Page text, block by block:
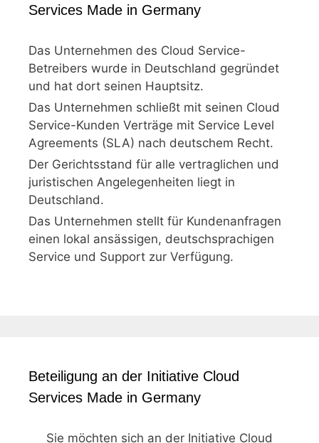
Services Made in Germany
Das Unternehmen des Cloud Service-
Betreibers wurde in Deutschland gegründet
und hat dort seinen Hauptsitz.
Das Unternehmen schließt mit seinen Cloud
Service-Kunden Verträge mit Service Level
Agreements (SLA) nach deutschem Recht.
Der Gerichtsstand für alle vertraglichen und
juristischen Angelegenheiten liegt in
Deutschland.
Das Unternehmen stellt für Kundenanfragen
einen lokal ansässigen, deutschsprachigen
Service und Support zur Verfügung.
Beteiligung an der Initiative Cloud
Services Made in Germany
Sie möchten sich an der Initiative Cloud